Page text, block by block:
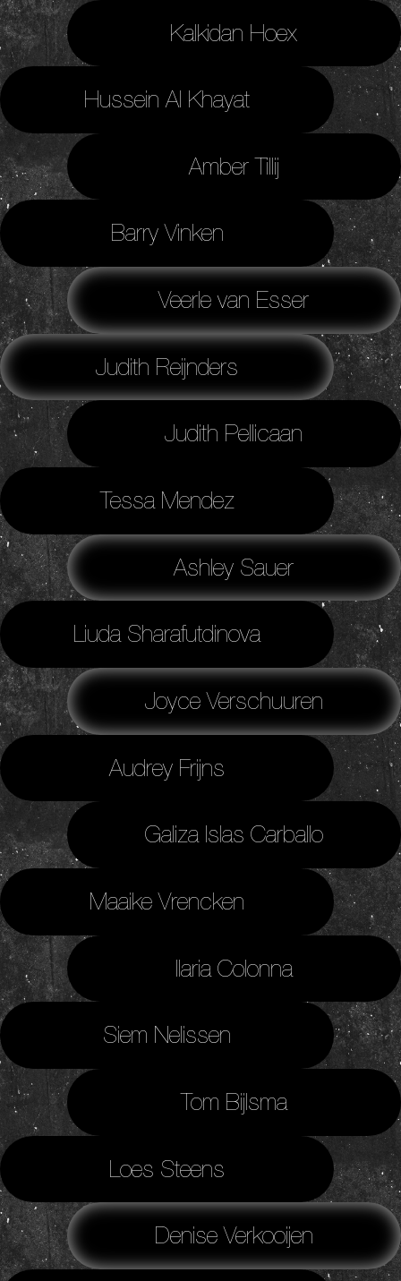
Kalkidan Hoex
Hussein Al Khayat
Amber Tillij
Barry Vinken
Veerle van Esser
Judith Reijnders
Judith Pellicaan
Tessa Mendez
Ashley Sauer
Liuda Sharafutdinova
Joyce Verschuuren
Audrey Frijns
Galiza Islas Carballo
Maaike Vrencken
Ilaria Colonna
Siem Nelissen
Tom Bijlsma
Loes Steens
Denise Verkooijen